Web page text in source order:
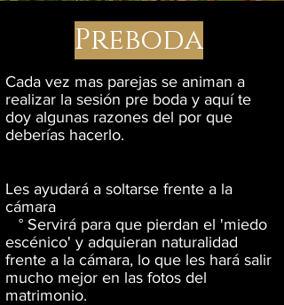
Preboda
Cada vez mas parejas se animan a
realizar la sesión pre boda y aquí te
doy algunas razones del por que
deberías hacerlo.
Les ayudará a soltarse frente a la
cámara
° Servirá para que pierdan el 'miedo
escénico' y adquieran naturalidad
frente a la cámara, lo que les hará salir
mucho mejor en las fotos del
matrimonio.